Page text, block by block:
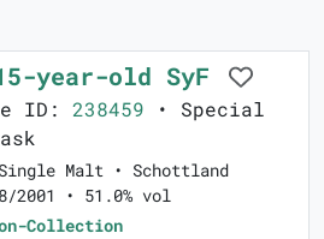
year-old SyF
ID: 238459 • Special
Malt • Schottland
• 51.0% vol
Collection